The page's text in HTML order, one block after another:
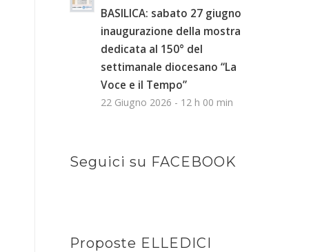
BASILICA: sabato 27 giugno
inaugurazione della mostra
dedicata al 150° del
settimanale diocesano “La
Voce e il Tempo”
22 Giugno 2026 - 12 h 00 min
Seguici su FACEBOOK
Proposte ELLEDICI